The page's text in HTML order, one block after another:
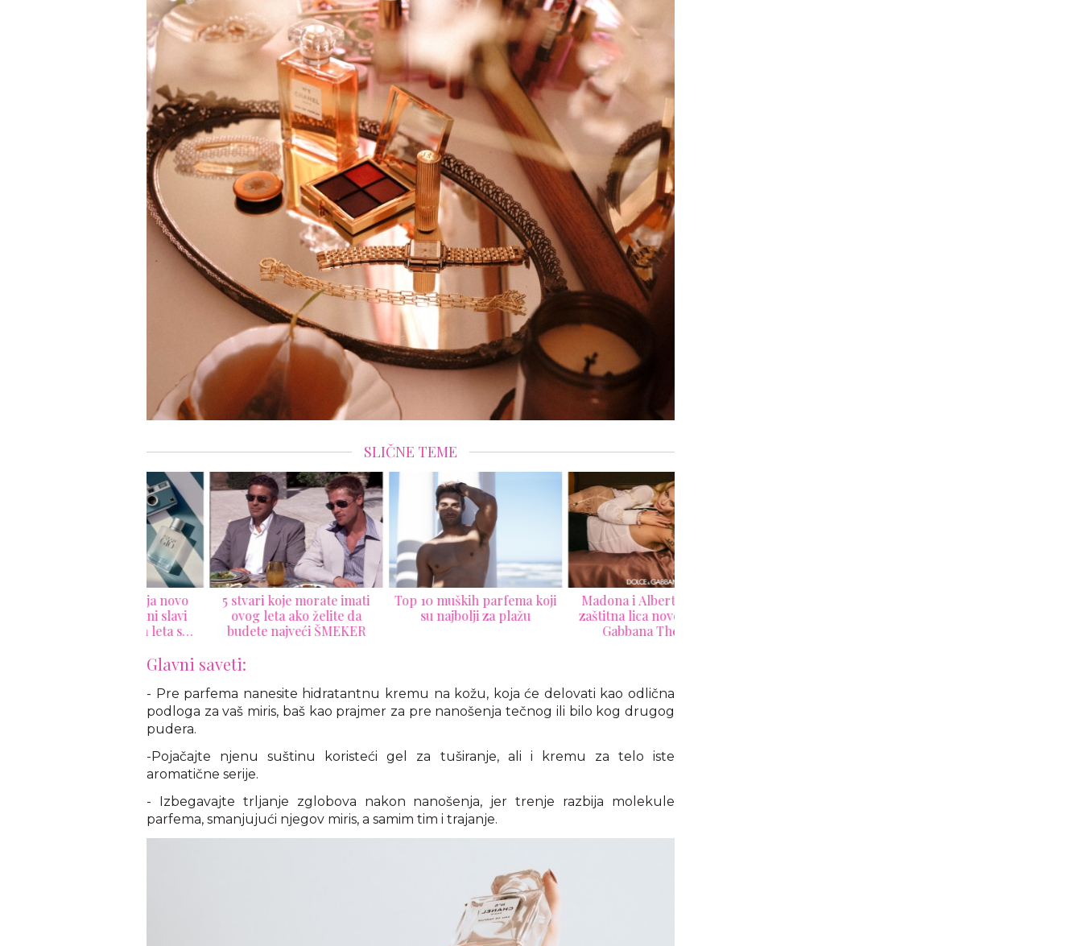
SLIČNE TEME
5 stvari koje morate imati
ovog leta ako želite da
budete najveći ŠMEKER
Top 10 muških parfema koji
su najbolji za plažu
Madona i Alberto Guerra
zaštitna lica nove Dolce &
Gabbana The One
Glavni saveti:
- Pre parfema nanesite hidratantnu kremu na kožu, koja će delovati kao odlična
podloga za vaš miris, baš kao prajmer za pre nanošenja tečnog ili bilo kog drugog
pudera.
-Pojačajte njenu suštinu koristeći gel za tuširanje, ali i kremu za telo iste
aromatične serije.
- Izbegavajte trljanje zglobova nakon nanošenja, jer trenje razbija molekule
parfema, smanjujući njegov miris, a samim tim i trajanje.